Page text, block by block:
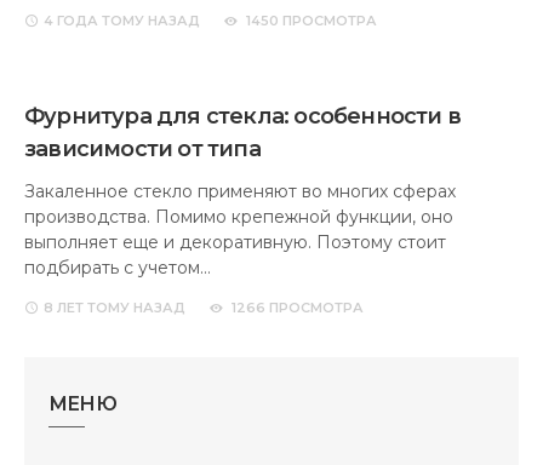
4 ГОДА ТОМУ НАЗАД 1450 ПРОСМОТРА
Фурнитура для стекла: особенности в
зависимости от типа
Закаленное стекло применяют во многих сферах
производства. Помимо крепежной функции, оно
выполняет еще и декоративную. Поэтому стоит
подбирать с учетом…
8 ЛЕТ ТОМУ НАЗАД 1266 ПРОСМОТРА
МЕНЮ